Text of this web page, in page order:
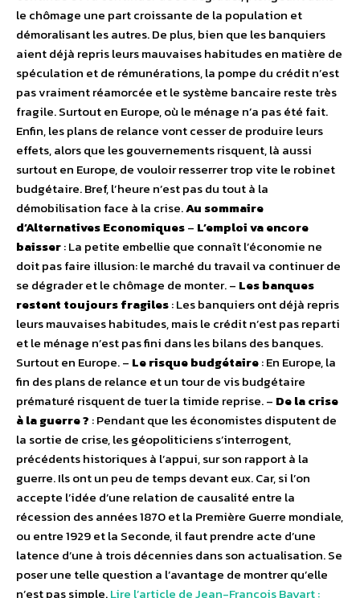
le chômage une part croissante de la population et
démoralisant les autres. De plus, bien que les banquiers
aient déjà repris leurs mauvaises habitudes en matière de
spéculation et de rémunérations, la pompe du crédit n’est
pas vraiment réamorcée et le système bancaire reste très
fragile. Surtout en Europe, où le ménage n’a pas été fait.
Enfin, les plans de relance vont cesser de produire leurs
effets, alors que les gouvernements risquent, là aussi
surtout en Europe, de vouloir resserrer trop vite le robinet
budgétaire. Bref, l’heure n’est pas du tout à la
démobilisation face à la crise.Au sommaire
d’Alternatives Economiques– L’emploi va encore
baisser: La petite embellie que connaît l’économie ne
doit pas faire illusion: le marché du travail va continuer de
se dégrader et le chômage de monter. – Les banques
restent toujours fragiles: Les banquiers ont déjà repris
leurs mauvaises habitudes, mais le crédit n’est pas reparti
et le ménage n’est pas fini dans les bilans des banques.
Surtout en Europe. – Le risque budgétaire: En Europe, la
fin des plans de relance et un tour de vis budgétaire
prématuré risquent de tuer la timide reprise. – De la crise
à la guerre ? : Pendant que les économistes disputent de
la sortie de crise, les géopoliticiens s’interrogent,
précédents historiques à l’appui, sur son rapport à la
guerre. Ils ont un peu de temps devant eux. Car, si l’on
accepte l’idée d’une relation de causalité entre la
récession des années 1870 et la Première Guerre mondiale,
ou entre 1929 et la Seconde, il faut prendre acte d’une
latence d’une à trois décennies dans son actualisation. Se
poser une telle question a l’avantage de montrer qu’elle
n’est pas simple.Lire l’article de Jean-François Bayart :